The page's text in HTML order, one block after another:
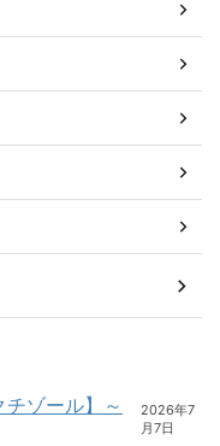
チゾール】～
2026年7
月7日